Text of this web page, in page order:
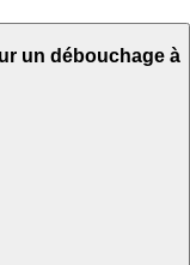
un débouchage à